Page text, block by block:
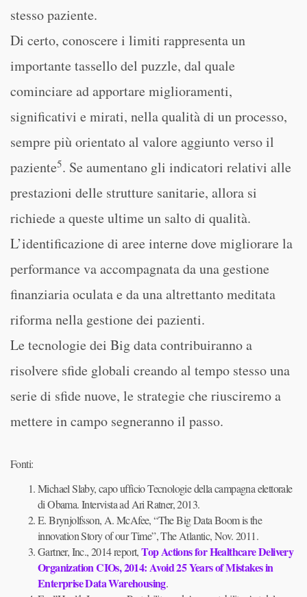
stesso paziente.
Di certo, conoscere i limiti rappresenta un
importante tassello del puzzle, dal quale
cominciare ad apportare miglioramenti,
significativi e mirati, nella qualità di un processo,
sempre più orientato al valore aggiunto verso il
paziente5. Se aumentano gli indicatori relativi alle
prestazioni delle strutture sanitarie, allora si
richiede a queste ultime un salto di qualità.
L’identificazione di aree interne dove migliorare la
performance va accompagnata da una gestione
finanziaria oculata e da una altrettanto meditata
riforma nella gestione dei pazienti.
Le tecnologie dei Big data contribuiranno a
risolvere sfide globali creando al tempo stesso una
serie di sfide nuove, le strategie che riusciremo a
mettere in campo segneranno il passo.
Fonti:
Michael Slaby, capo ufficio Tecnologie della campagna elettorale
di Obama. Intervista ad Ari Ratner, 2013.
E. Brynjolfsson, A. McAfee, “The Big Data Boom is the
innovation Story of our Time”, The Atlantic, Nov. 2011.
Gartner, Inc., 2014 report,Top Actions for Healthcare Delivery
Organization CIOs, 2014: Avoid 25 Years of Mistakes in
Enterprise Data Warehousing.